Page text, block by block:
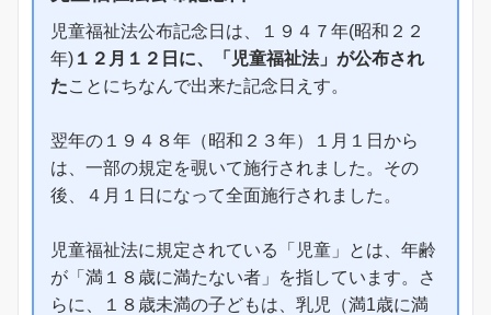
児童福祉法公布記念日は、１９４７年(昭和２２
年) １２月１２日に、「児童福祉法」が公布され
たことにちなんで出来た記念日えす。
翌年の１９４８年（昭和２３年）１月１日から
は、一部の規定を覗いて施行されました。その
後、４月１日になって全面施行されました。
児童福祉法に規定されている「児童」とは、年齢
が「満１８歳に満たない者」を指しています。さ
らに、１８歳未満の子どもは、乳児（満1歳に満